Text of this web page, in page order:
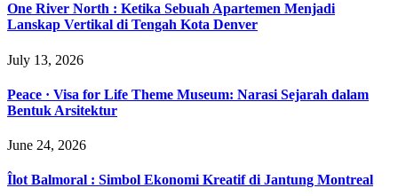
One River North : Ketika Sebuah Apartemen Menjadi
Lanskap Vertikal di Tengah Kota Denver
July 13, 2026
Peace · Visa for Life Theme Museum: Narasi Sejarah dalam
Bentuk Arsitektur
June 24, 2026
Îlot Balmoral : Simbol Ekonomi Kreatif di Jantung Montreal